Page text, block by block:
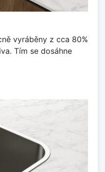
vyráběny z cca 80%
Tím se dosáhne